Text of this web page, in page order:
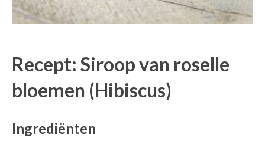
Recept: Siroop van roselle
bloemen (Hibiscus)
Ingrediënten